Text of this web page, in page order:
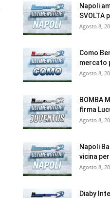
Napoli
SVOLTA
Agosto 8,
Como
mercato
Agosto 8,
BOMBA
firma
Agosto 8,
Napoli
vicina
Agosto 8,
Diaby